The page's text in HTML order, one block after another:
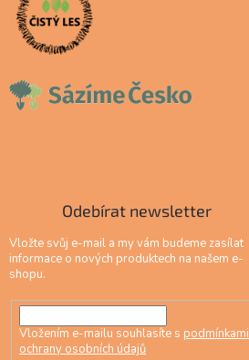
Odebírat newsletter
Vložte svůj e-mail a my vám budeme zasílat
informace o nových produktech na našem e-
shopu.
Vložením e-mailu souhlasíte s podmínkami
ochrany osobních údajů